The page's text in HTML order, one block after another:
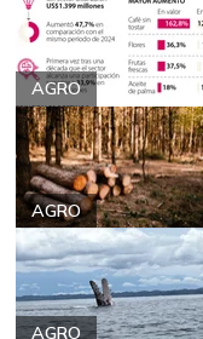
AGRO
AGRO
AGRO